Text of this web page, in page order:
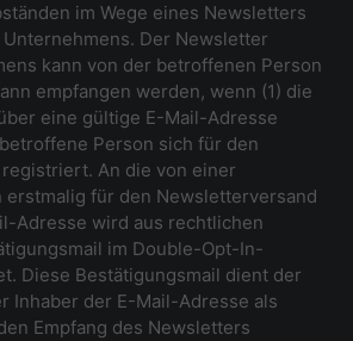
im Wege eines Newsletters
Der Newsletter
kann von der betroffenen Person
empfangen werden, wenn (1) die
eine gültige E-Mail-Adresse
Person sich für den
An die von einer
für den Newsletterversand
Adresse wird aus rechtlichen
im Double-Opt-In-
Diese Bestätigungsmail dient der
Inhaber der E-Mail-Adresse als
Empfang des Newsletters